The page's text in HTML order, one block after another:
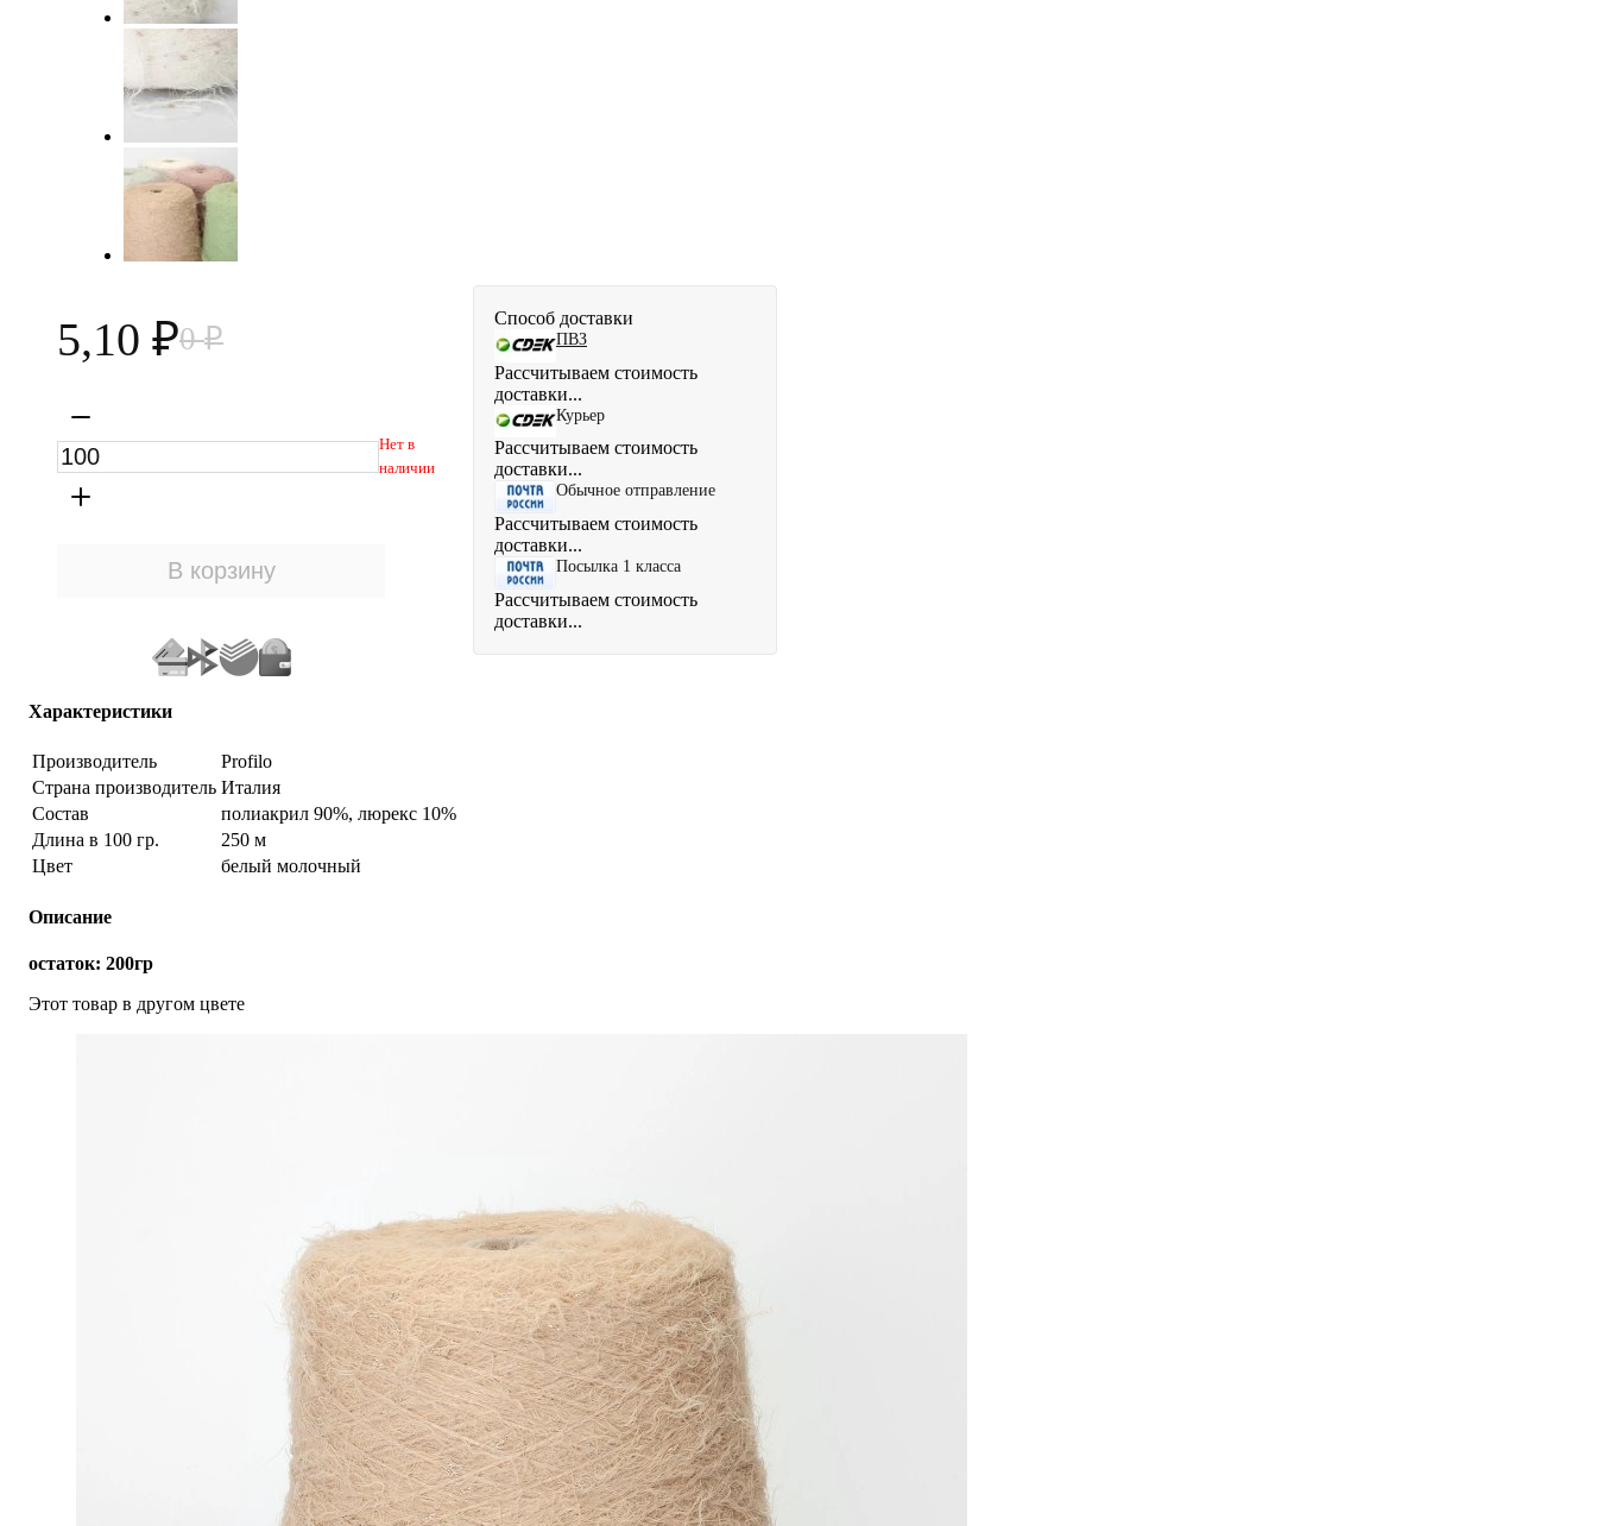
5,10 ₽0₽
Нет в
наличии
Способ доставки
ПВЗ
Рассчитываем стоимость
доставки...
Курьер
Рассчитываем стоимость
доставки...
Обычное отправление
Рассчитываем стоимость
доставки...
Посылка 1 класса
Рассчитываем стоимость
доставки...
Характеристики
Производитель
Profilo
Страна производитель Италия
Состав
полиакрил 90%, люрекс 10%
Длина в 100 гр.
250 м
Цвет
белый молочный
Описание
остаток: 200гр
Этот товар в другом цвете